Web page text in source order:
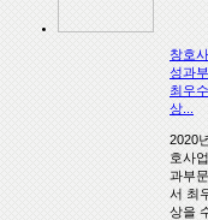
창호
성과
최우수
상...
2020
호사
과부
서 최
상을